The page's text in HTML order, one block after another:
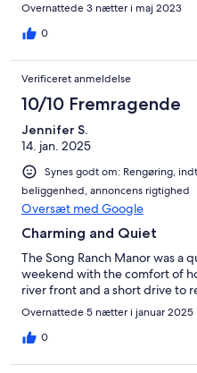
Overnattede 3 nætter i maj 2023
0
Verificeret anmeldelse
10/10 Fremragende
Jennifer S.
14. jan. 2025
Synes godt om: Rengøring,
beliggenhed, annoncens rigtighed
Oversæt med Google
Charming and Quiet
The Song Ranch Manor was a
weekend with the comfort of
river front and a short drive to
Overnattede 5 nætter i januar 2025
0